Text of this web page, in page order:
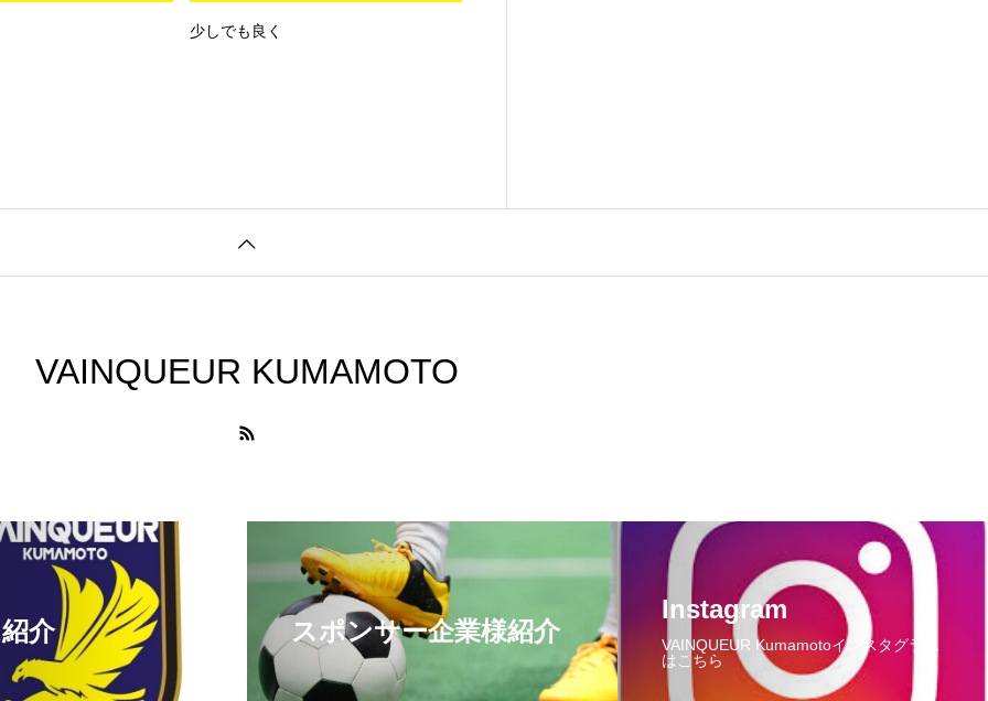
少しでも良く
VAINQUEUR KUMAMOTO
介 スポンサー企業様紹介
Instagram
VAINQUEUR Kumamotoインスタグラム
はこちら